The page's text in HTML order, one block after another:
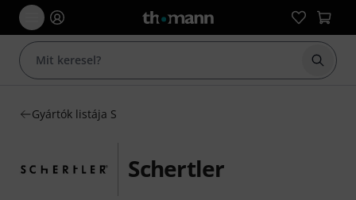
Gyártók listája S
Schertler